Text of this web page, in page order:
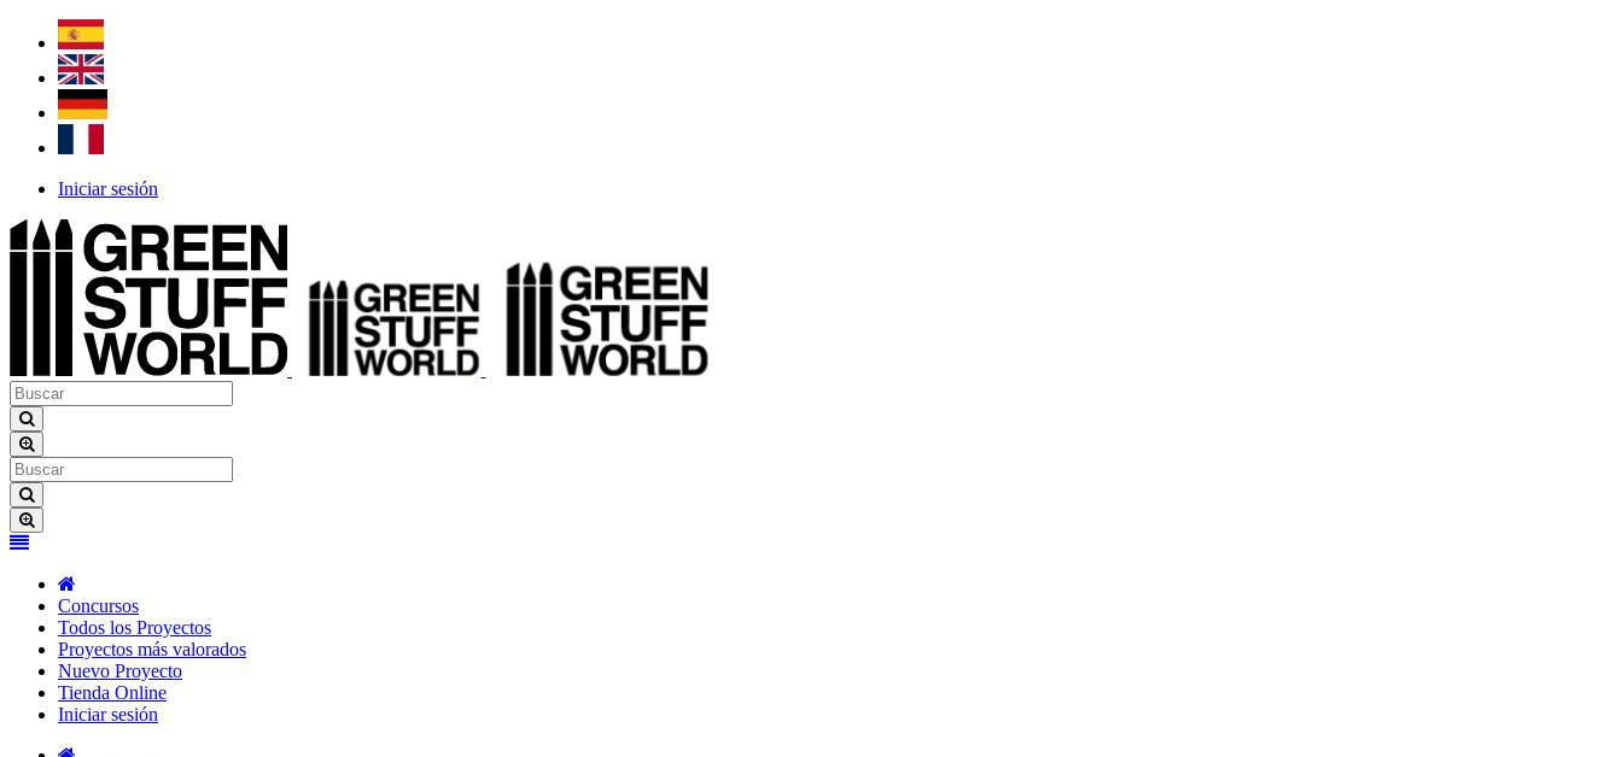
Iniciar sesión
Concursos
Todos los Proyectos
Proyectos más valorados
Nuevo Proyecto
Tienda Online
Iniciar sesión